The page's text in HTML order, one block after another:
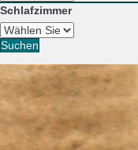
Schlafzimmer
Suchen